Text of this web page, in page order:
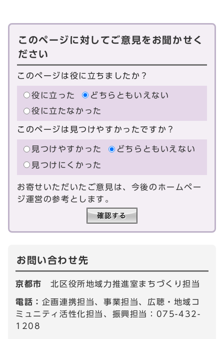
このページに対してご意見をお聞かせく
ださい
このページは役に立ちましたか？
役に立った
どちらともいえない
役に立たなかった
このページは見つけやすかったですか？
見つけやすかった
どちらともいえない
見つけにくかった
お寄せいただいたご意見は、今後のホームペー
ジ運営の参考とします。
お問い合わせ先
京都市北区役所地域力推進室まちづくり担当
電話： 企画連携担当、事業担当、広聴・地域コ
ミュニティ活性化担当、振興担当：075-432-
1208